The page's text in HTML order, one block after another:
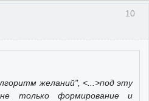
10
желаний", <...>под эту
только формирование и